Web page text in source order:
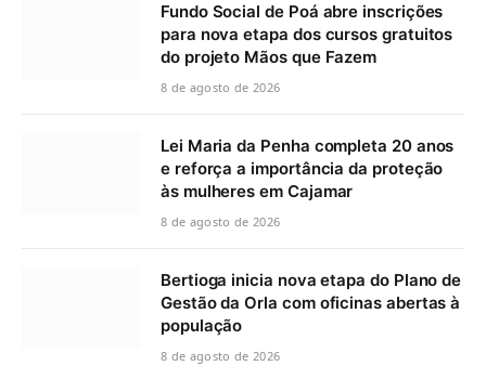
Fundo Social de Poá abre inscrições
para nova etapa dos cursos gratuitos
do projeto Mãos que Fazem
8 de agosto de 2026
Lei Maria da Penha completa 20 anos
e reforça a importância da proteção
às mulheres em Cajamar
8 de agosto de 2026
Bertioga inicia nova etapa do Plano de
Gestão da Orla com oficinas abertas à
população
8 de agosto de 2026